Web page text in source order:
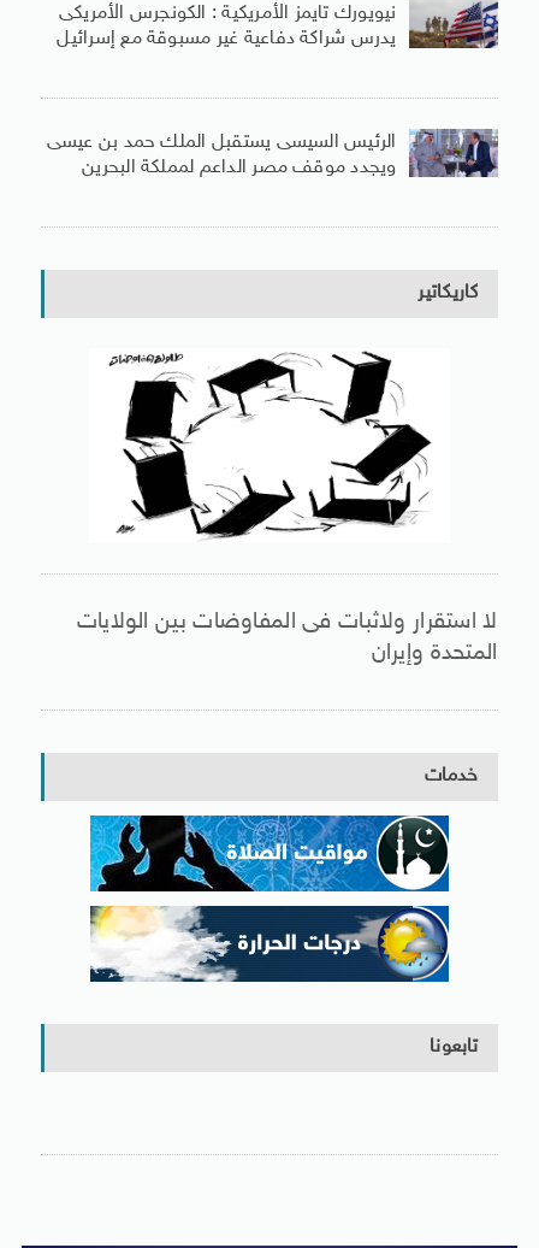
نيويورك تايمز الأمريكية : الكونجرس الأمريكى
يدرس شراكة دفاعية غير مسبوقة مع إسرائيل
الرئيس السيسى يستقبل الملك حمد بن عيسى
ويجدد موقف مصر الداعم لمملكة البحرين
كاريكاتير
لا استقرار ولاثبات فى المفاوضات بين الولايات
المتحدة وإيران
خدمات
تابعونا